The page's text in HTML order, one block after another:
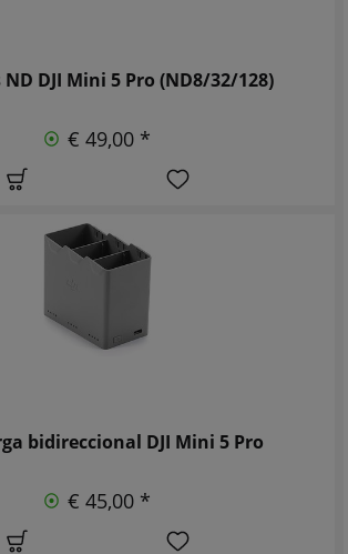
DJI Mini 5 Pro (ND8/32/128)
€ 49,00 *
bidireccional DJI Mini 5 Pro
€ 45,00 *